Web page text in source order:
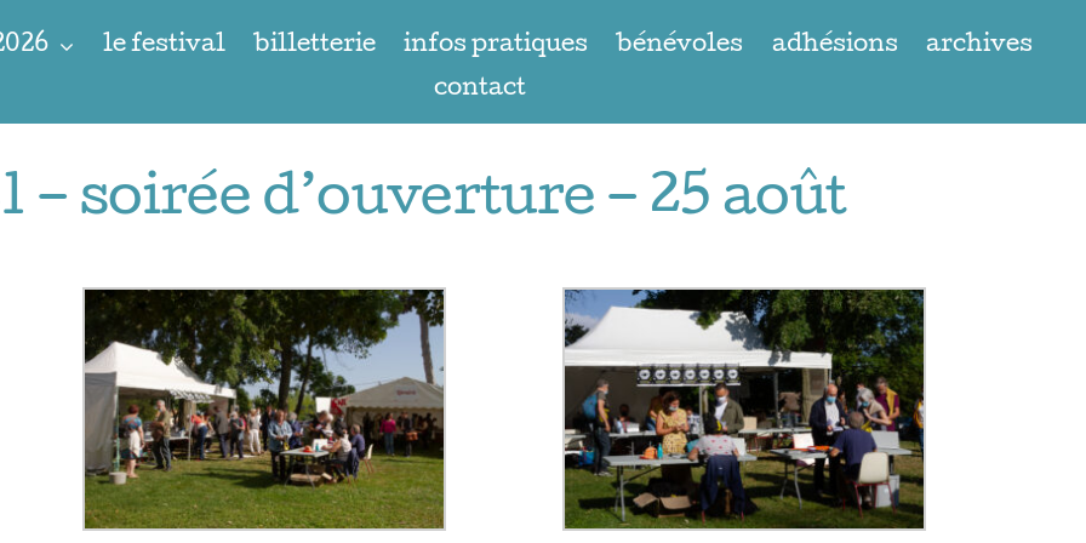
le festival billetterie infos pratiques bénévoles adhésions
archives
contact
– soirée d’ouverture – 25 août